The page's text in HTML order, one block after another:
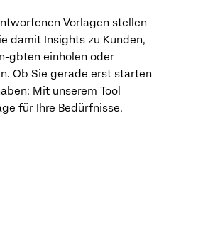
Vorlagen stellen
damit Insights zu Kunden,
gbten einholen oder
Ob Sie gerade erst starten
Mit unserem Tool
für Ihre Bedürfnisse.